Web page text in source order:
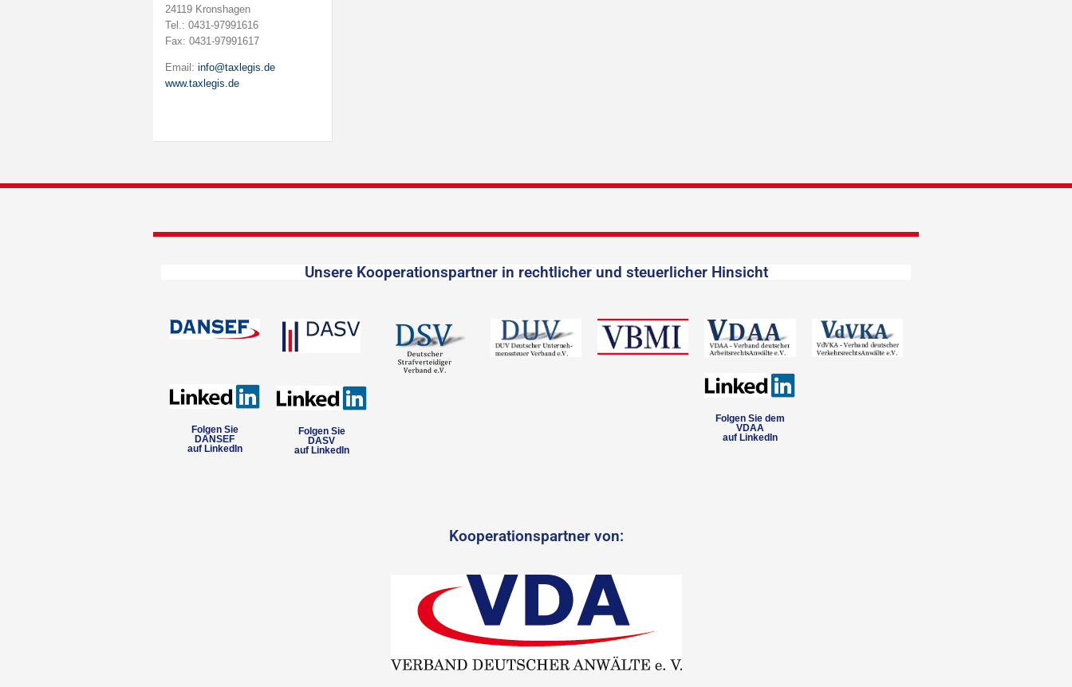
24119 Kronshagen
Tel.: 0431-97991616
Fax: 0431-97991617
Email: info@taxlegis.de
www.taxlegis.de
Unsere Kooperationspartner in rechtlicher und steuerlicher Hinsicht
Folgen Sie
DANSEF
auf LinkedIn
Folgen Sie
DASV
auf LinkedIn
Folgen Sie dem
VDAA
auf LinkedIn
Kooperationspartner von: